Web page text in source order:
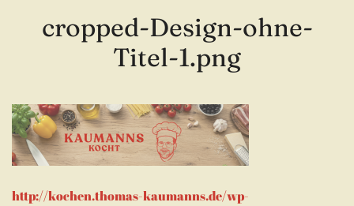
cropped-Design-ohne-
Titel-1.png
http://kochen.thomas-kaumanns.de/wp-